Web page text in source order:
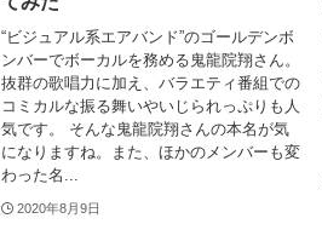
“ビジュアル系エアバンド”のゴールデンボ
ンバーでボーカルを務める鬼龍院翔さん。
抜群の歌唱力に加え、バラエティ番組での
コミカルな振る舞いやいじられっぷりも人
気です。 そんな鬼龍院翔さんの本名が気
になりますね。また、ほかのメンバーも変
わった名...
2020年8月9日